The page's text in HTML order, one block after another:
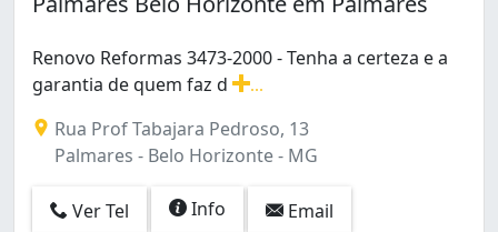
Renovo Reformas 3473-2000 - Tenha a certeza e a
garantia de quem faz d
Rua Prof Tabajara Pedroso, 13
Palmares - Belo Horizonte - MG
Ver Tel Info Email